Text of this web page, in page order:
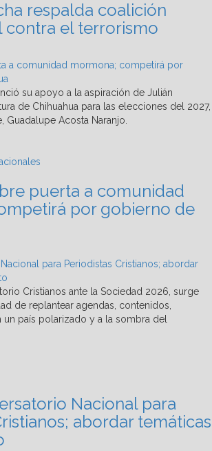
respalda coalición
contra el terrorismo
a comunidad mormona; competirá por
puerta a comunidad
por gobierno de
para Periodistas Cristianos; abordar
Nacional para
abordar temáticas